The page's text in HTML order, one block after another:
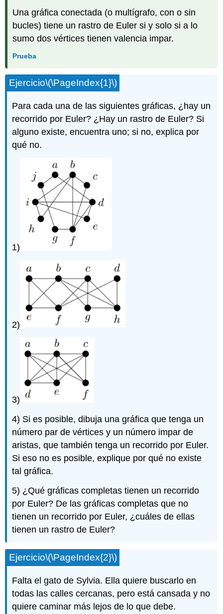
Una gráfica conectada (o multígrafo, con o sin
bucles) tiene un rastro de Euler si y solo si a lo
sumo dos vértices tienen valencia impar.
Prueba
Ejercicio\(\PageIndex{1}\)
Para cada una de las siguientes gráficas, ¿hay un
recorrido por Euler? ¿Hay un rastro de Euler? Si
alguno existe, encuentra uno; si no, explica por
qué no.
1)
2)
3)
4) Si es posible, dibuja una gráfica que tenga un
número par de vértices y un número impar de
aristas, que también tenga un recorrido por Euler.
Si eso no es posible, explique por qué no existe
tal gráfica.
5) ¿Qué gráficas completas tienen un recorrido
por Euler? De las gráficas completas que no
tienen un recorrido por Euler, ¿cuáles de ellas
tienen un rastro de Euler?
Ejercicio\(\PageIndex{2}\)
Falta el gato de Sylvia. Ella quiere buscarlo en
todas las calles cercanas, pero está cansada y no
quiere caminar más lejos de lo que debe.